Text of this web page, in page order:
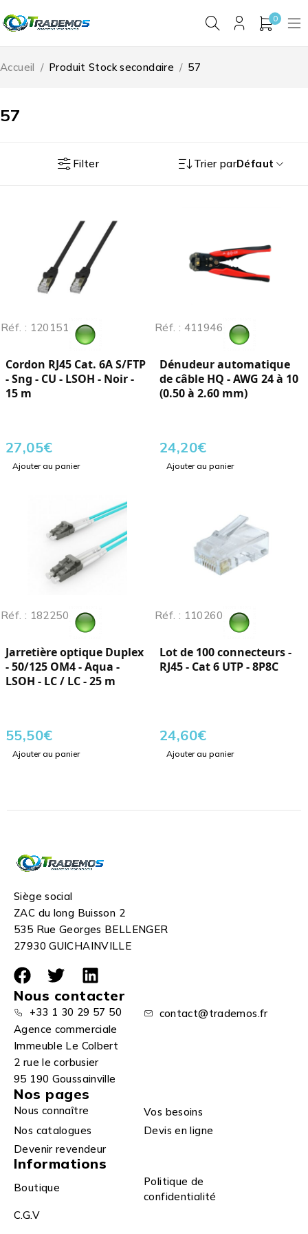
0
57
Accueil / Produit Stock secondaire / 57
Filter Trier parDéfaut
Réf. : 120151
Cordon RJ45 Cat. 6A S/FTP
- Sng - CU - LSOH - Noir -
15 m
27,05€
Ajouter au panier
Réf. : 411946
Dénudeur automatique
de câble HQ - AWG 24 à 10
(0.50 à 2.60 mm)
24,20€
Ajouter au panier
Réf. : 182250
Jarretière optique Duplex
- 50/125 OM4 - Aqua -
LSOH - LC / LC - 25 m
55,50€
Ajouter au panier
Réf. : 110260
Lot de 100 connecteurs -
RJ45 - Cat 6 UTP - 8P8C
24,60€
Ajouter au panier
Siège social
ZAC du long Buisson 2
535 Rue Georges BELLENGER
27930 GUICHAINVILLE
Nous contacter
+33 1 30 29 57 50
contact@trademos.fr
Agence commerciale
Immeuble Le Colbert
2 rue le corbusier
95 190 Goussainville
Nos pages
Nous connaître
Vos besoins
Nos catalogues
Devis en ligne
Devenir revendeur
Informations
Boutique
Politique de
confidentialité
C.G.V